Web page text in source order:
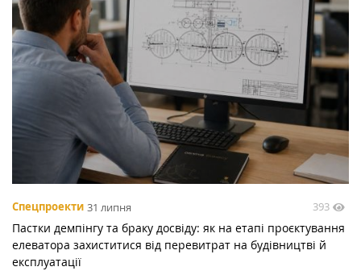
Спецпроекти 31 липня 393
Пастки демпінгу та браку досвіду: як на етапі проєктування
елеватора захиститися від перевитрат на будівництві й
експлуатації